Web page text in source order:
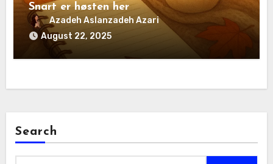
Snart er høsten her
Azadeh Aslanzadeh Azari
August 22, 2025
Search